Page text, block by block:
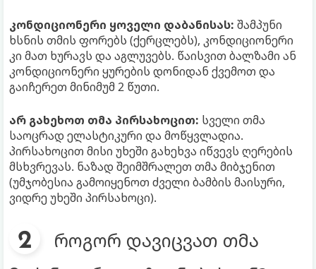
კონდიციონერი ყოველი დაბანისას: შამპუნი
ხსნის თმის ფორებს (ქერცლებს), კონდიციონერი
კი მათ ხურავს და აგლუვებს. წაისვით ბალზამი ან
კონდიციონერი ყურების დონიდან ქვემოთ და
გაიჩერეთ მინიმუმ 2 წუთი.
არ გახეხოთ თმა პირსახოცით: სველი თმა
საოცრად ელასტიკური და მოწყვლადია.
პირსახოცით მისი უხეში გახეხვა იწვევს ღერების
მსხვრევას. ნაზად შეიმშრალეთ თმა მიბჯენით
(უმჯობესია გამოიყენოთ ძველი ბამბის მაისური,
ვიდრე უხეში პირსახოცი).
როგორ დავიცვათ თმა